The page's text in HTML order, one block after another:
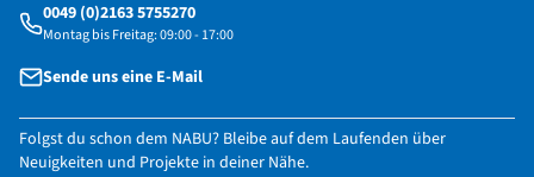
0049 (0)2163 5755270
Montag bis Freitag: 09:00 - 17:00
Sende uns eine E-Mail
Folgst du schon dem NABU? Bleibe auf dem Laufenden über
Neuigkeiten und Projekte in deiner Nähe.